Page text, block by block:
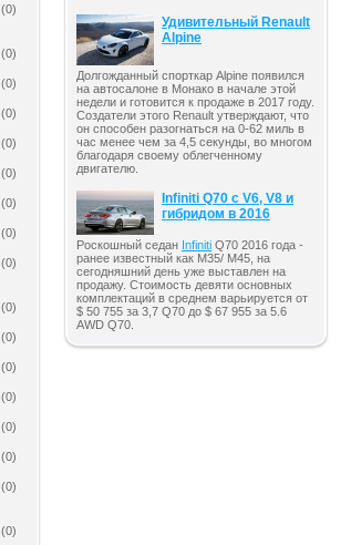
(0)
(0)
(0)
(0)
(0)
(0)
(0)
(0)
(0)
(0)
(0)
(0)
(0)
(0)
(0)
(0)
(0)
Удивительный Renault
Alpine
Долгожданный спорткар Alpine появился
на автосалоне в Монако в начале этой
недели и готовится к продаже в 2017 году.
Создатели этого Renault утверждают, что
он способен разогнаться на 0-62 миль в
час менее чем за 4,5 секунды, во многом
благодаря своему облегченному
двигателю.
Infiniti Q70 с V6, V8 и
гибридом в 2016
Роскошный седан Infiniti Q70 2016 года -
ранее известный как M35/ M45, на
сегодняшний день уже выставлен на
продажу. Стоимость девяти основных
комплектаций в среднем варьируется от
$ 50 755 за 3,7 Q70 до $ 67 955 за 5.6
AWD Q70.